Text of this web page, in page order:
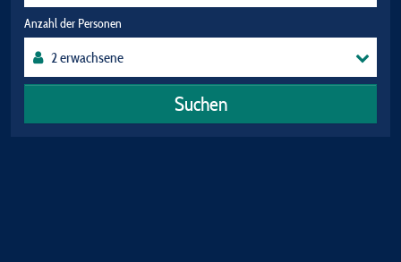
Anzahl der Personen
Suchen